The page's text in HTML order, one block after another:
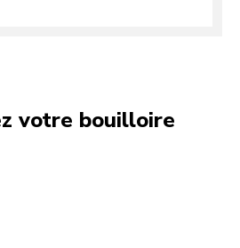
votre bouilloire